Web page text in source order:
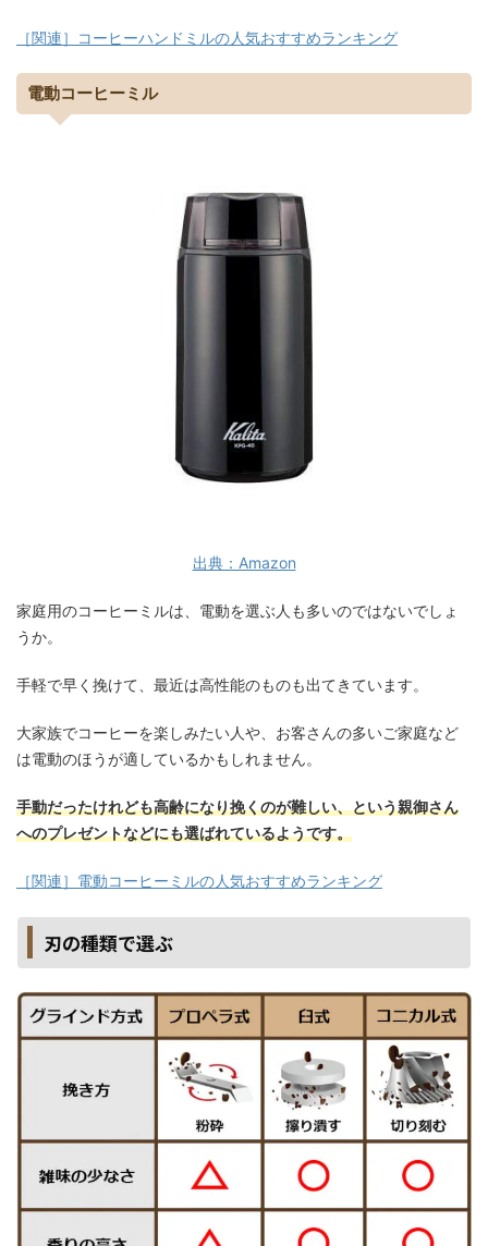
［関連］コーヒーハンドミルの人気おすすめランキング
電動コーヒーミル
出典：Amazon
家庭用のコーヒーミルは、電動を選ぶ人も多いのではないでしょ
うか。
手軽で早く挽けて、最近は高性能のものも出てきています。
大家族でコーヒーを楽しみたい人や、お客さんの多いご家庭など
は電動のほうが適しているかもしれません。
手動だったけれども高齢になり挽くのが難しい、という親御さん
へのプレゼントなどにも選ばれているようです。
［関連］電動コーヒーミルの人気おすすめランキング
刃の種類で選ぶ